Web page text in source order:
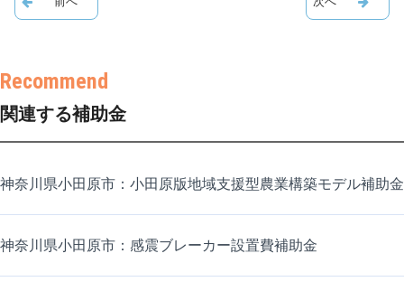
関連する補助金
神奈川県小田原市：小田原版地域支援型農業構築モデル補助金
神奈川県小田原市：感震ブレーカー設置費補助金